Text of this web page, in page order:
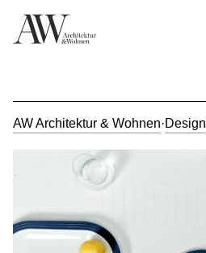
AW Architektur & Wohnen·Design